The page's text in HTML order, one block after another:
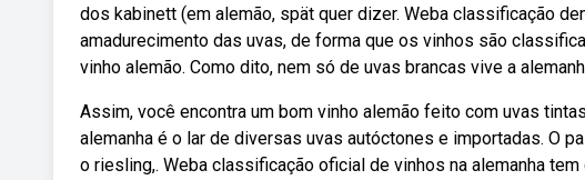
dos kabinett (em alemão, spät quer dizer. Weba classificação
amadurecimento das uvas, de forma que os vinhos são
vinho alemão. Como dito, nem só de uvas brancas vive a
Assim, você encontra um bom vinho alemão feito com uvas
alemanha é o lar de diversas uvas autóctones e importadas. O
o riesling,. Weba classificação oficial de vinhos na alemanha